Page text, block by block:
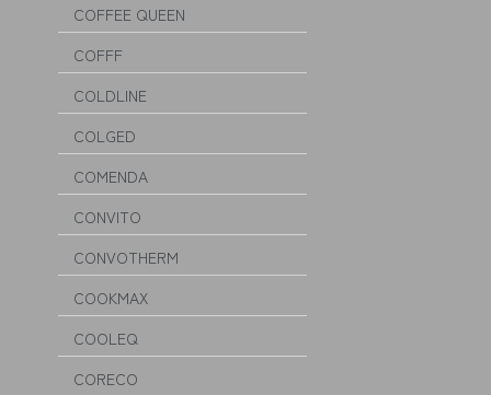
COFFEE QUEEN
COFFF
COLDLINE
COLGED
COMENDA
CONVITO
CONVOTHERM
COOKMAX
COOLEQ
CORECO